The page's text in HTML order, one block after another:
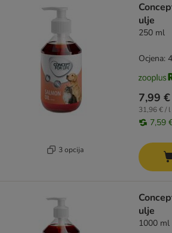
3 opcija
ulje
250 ml
7,99 €
31,96 € / l
7,59
Ocjena:
ulje
1000 ml